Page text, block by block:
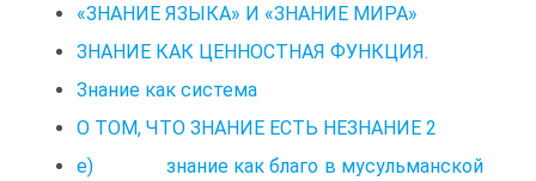
«ЗНАНИЕ ЯЗЫКА» И «ЗНАНИЕ МИРА»
ЗНАНИЕ КАК ЦЕННОСТНАЯ ФУНКЦИЯ.
Знание как система
О ТОМ, ЧТО ЗНАНИЕ ЕСТЬ НЕЗНАНИЕ 2
е) знание как благо в мусульманской